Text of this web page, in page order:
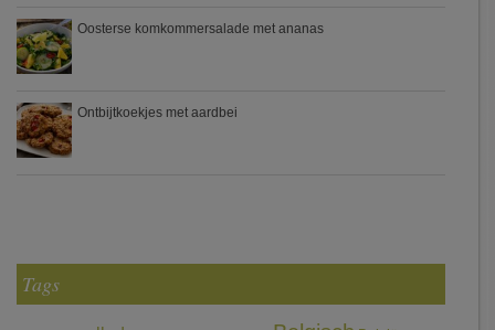
Oosterse komkommersalade met ananas
Ontbijtkoekjes met aardbei
Tags